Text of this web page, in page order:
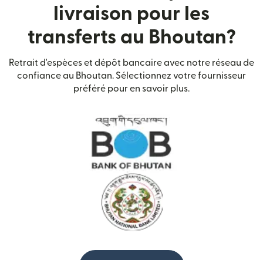
livraison pour les
transferts au Bhoutan?
Retrait d'espèces et dépôt bancaire avec notre réseau de
confiance au Bhoutan. Sélectionnez votre fournisseur
préféré pour en savoir plus.